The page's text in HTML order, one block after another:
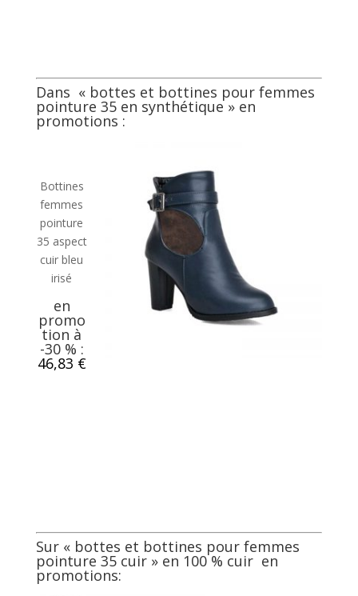
Dans « bottes et bottines pour femmes
pointure 35 en synthétique» en
promotions :
Bottines
femmes
pointure
35 aspect
cuir bleu
irisé
en
promo
tion à
-30 % :
46,83 €
Sur « bottes et bottines pour femmes
pointure 35 cuir» en 100 % cuir en
promotions: